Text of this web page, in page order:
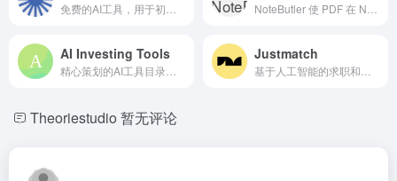
AI Investing Tools Justmatch
Theoriestudio 暂无评论